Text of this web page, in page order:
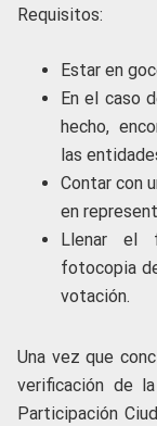
Requisitos:
Estar en
En el caso
hecho,
las
Contar con
en
Llenar el
fotocopia
votación.
Una vez que
verificación de
Participación